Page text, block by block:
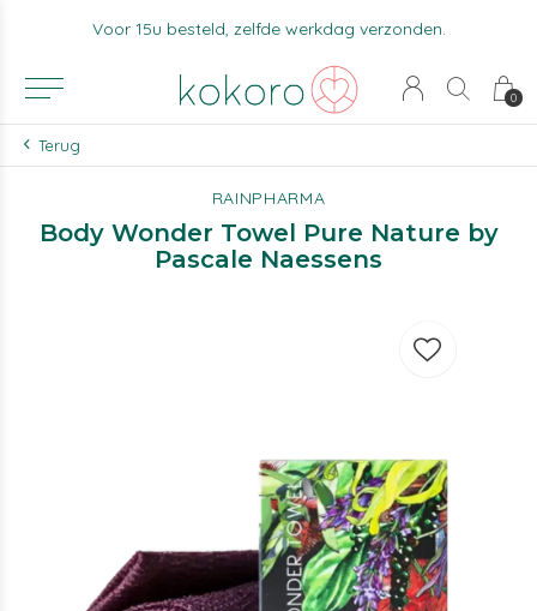
0
Voor 15u besteld, zelfde werkdag verzonden.
Terug
RAINPHARMA
Body Wonder Towel Pure Nature by
Pascale Naessens